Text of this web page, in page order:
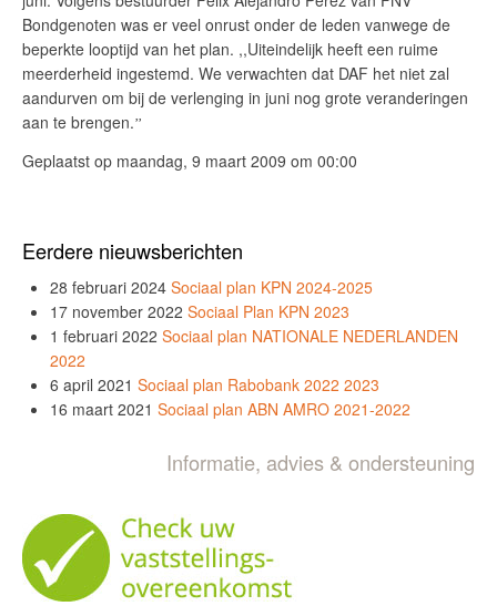
Bondgenoten was er veel onrust onder de leden vanwege de
beperkte looptijd van het plan. ,,Uiteindelijk heeft een ruime
meerderheid ingestemd. We verwachten dat DAF het niet zal
aandurven om bij de verlenging in juni nog grote veranderingen
aan te brengen.’’
Geplaatst op maandag, 9 maart 2009 om 00:00
Eerdere nieuwsberichten
28 februari 2024 Sociaal plan KPN 2024-2025
17 november 2022 Sociaal Plan KPN 2023
1 februari 2022 Sociaal plan NATIONALE NEDERLANDEN
2022
6 april 2021 Sociaal plan Rabobank 2022 2023
16 maart 2021 Sociaal plan ABN AMRO 2021-2022
Informatie, advies & ondersteuning